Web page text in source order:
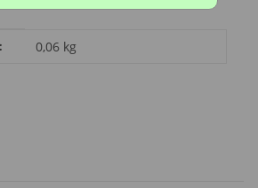
0,06 kg